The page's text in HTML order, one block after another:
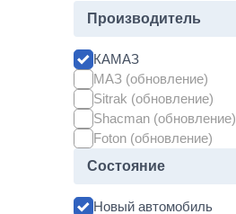
Производитель
КАМАЗ
МАЗ (обновление)
Sitrak (обновление)
Shacman (обновление)
Foton (обновление)
Состояние
Новый автомобиль